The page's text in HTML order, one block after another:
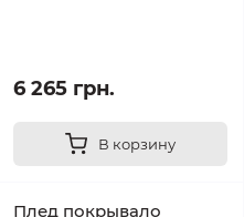
6 265 грн.
В корзину
Плед покрывало